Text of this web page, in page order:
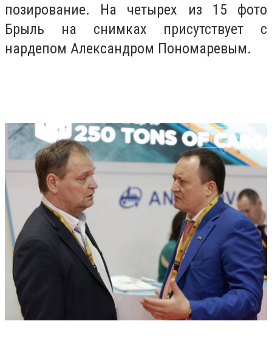
позирование. На четырех из 15 фото
Брыль на снимках присутствует с
нардепом Александром Пономаревым.